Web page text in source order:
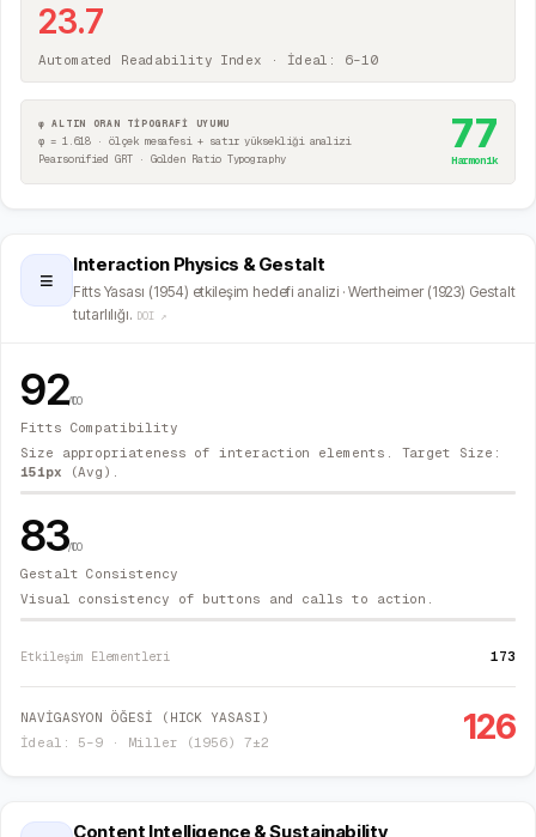
23.7
Automated Readability Index · İdeal: 6–10
φ ALTIN ORAN TİPOGRAFİ UYUMU
φ = 1.618 · ölçek mesafesi + satır yüksekliği analizi
Pearsonified GRT · Golden Ratio Typography
77
Harmonik
≡
Interaction Physics & Gestalt
Fitts Yasası (1954) etkileşim hedefi analizi · Wertheimer (1923) Gestalt
tutarlılığı. DOI ↗
92/100
Fitts Compatibility
Size appropriateness of interaction elements. Target Size:
151px (Avg).
83/100
Gestalt Consistency
Visual consistency of buttons and calls to action.
Etkileşim Elementleri 173
NAVİGASYON ÖĞESİ (HICK YASASI)
İdeal: 5–9 · Miller (1956) 7±2
126
Content Intelligence & Sustainability